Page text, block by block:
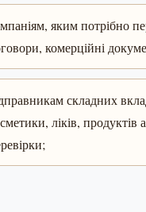
яким потрібно
комерційні
складних
ліків, продуктів